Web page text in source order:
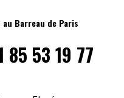
Barreau de Paris
85 53 19 77